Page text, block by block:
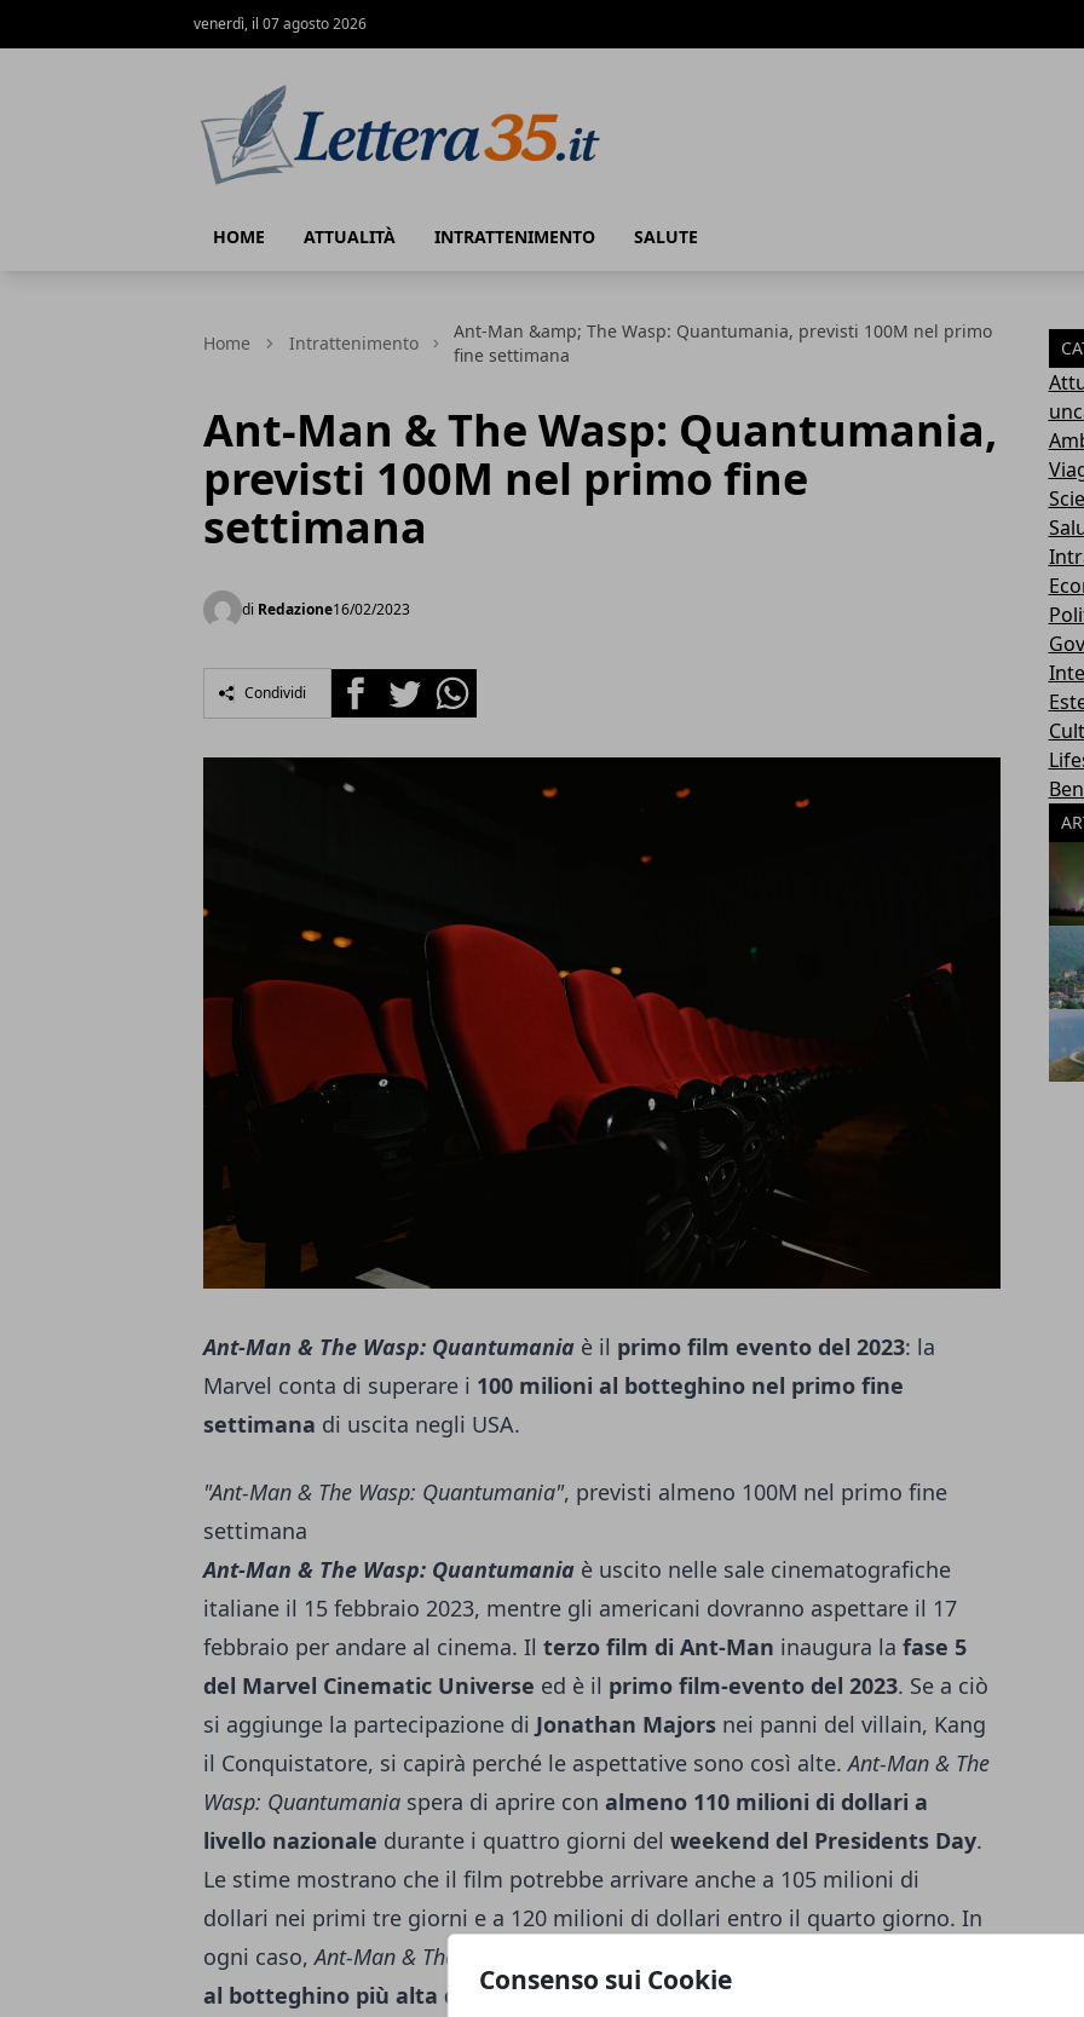
Consenso sui Cookie
venerdì, il 07 agosto 2026
HOME ATTUALITÀ INTRATTENIMENTO SALUTE
Home Intrattenimento
Ant-Man &amp; The Wasp: Quantumania, previsti 100M nel primo
fine settimana
Ant-Man & The Wasp: Quantumania,
previsti 100M nel primo fine
settimana
di Redazione16/02/2023
Condividi FacebookTwitterWhatsapp
Ant-Man & The Wasp: Quantumania è il primo film evento del 2023: la
Marvel conta di superare i 100 milioni al botteghino nel primo fine
settimana di uscita negli USA.
"Ant-Man & The Wasp: Quantumania", previsti almeno 100M nel primo fine
settimana
Ant-Man & The Wasp: Quantumania è uscito nelle sale cinematografiche
italiane il 15 febbraio 2023, mentre gli americani dovranno aspettare il 17
febbraio per andare al cinema. Il terzo film di Ant-Man inaugura la fase 5
del Marvel Cinematic Universe ed è il primo film-evento del 2023. Se a ciò
si aggiunge la partecipazione di Jonathan Majors nei panni del villain, Kang
il Conquistatore, si capirà perché le aspettative sono così alte.Ant-Man & The
Wasp: Quantumania spera di aprire con almeno 110 milioni di dollari a
livello nazionale durante i quattro giorni del weekend del Presidents Day.
Le stime mostrano che il film potrebbe arrivare anche a 105 milioni di
dollari nei primi tre giorni e a 120 milioni di dollari entro il quarto giorno. In
ogni caso,Ant-Man & The Wasp: Quantumania
al botteghino più alta del 2023 fino ad orae sarà altresì in cima alla